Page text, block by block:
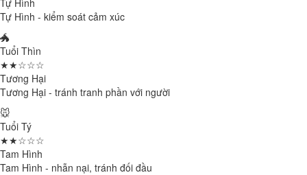
Tự Hình
Tự Hình - kiểm soát cảm xúc
🐲
Tuổi Thìn
★★☆☆☆
Tương Hại
Tương Hại - tránh tranh phần với người
🐭
Tuổi Tý
★★☆☆☆
Tam Hình
Tam Hình - nhẫn nại, tránh đối đầu